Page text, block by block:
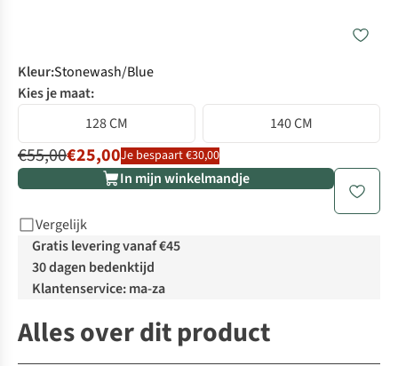
Kleur:Stonewash/Blue
Kies je maat:
128 CM
140 CM
€55,00€25,00Je bespaart €30,00
In mijn winkelmandje
Vergelijk
Gratis levering vanaf €45
30 dagen bedenktijd
Klantenservice: ma-za
Alles over dit product